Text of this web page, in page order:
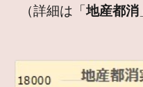
（詳細は「地産都消